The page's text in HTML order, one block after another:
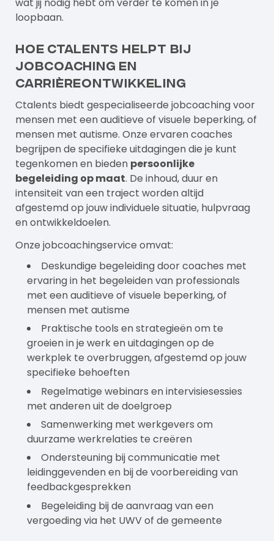
loopbaan.
Hoe Ctalents helpt bij
jobcoaching en
carrièreontwikkeling
Ctalents biedt gespecialiseerde jobcoaching voor
mensen met een auditieve of visuele beperking, of
mensen met autisme. Onze ervaren coaches
begrijpen de specifieke uitdagingen die je kunt
tegenkomen en bieden persoonlijke
begeleiding op maat. De inhoud, duur en
intensiteit van een traject worden altijd
afgestemd op jouw individuele situatie, hulpvraag
en ontwikkeldoelen.
Onze jobcoachingservice omvat:
Deskundige begeleiding door coaches met
ervaring in het begeleiden van professionals
met een auditieve of visuele beperking, of
mensen met autisme
Praktische tools en strategieën om te
groeien in je werk en uitdagingen op de
werkplek te overbruggen, afgestemd op jouw
specifieke behoeften
Regelmatige webinars en intervisiesessies
met anderen uit de doelgroep
Samenwerking met werkgevers om
duurzame werkrelaties te creëren
Ondersteuning bij communicatie met
leidinggevenden en bij de voorbereiding van
feedbackgesprekken
Begeleiding bij de aanvraag van een
vergoeding via het UWV of de gemeente